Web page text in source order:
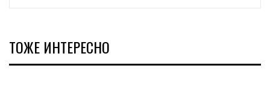
ТОЖЕ ИНТЕРЕСНО